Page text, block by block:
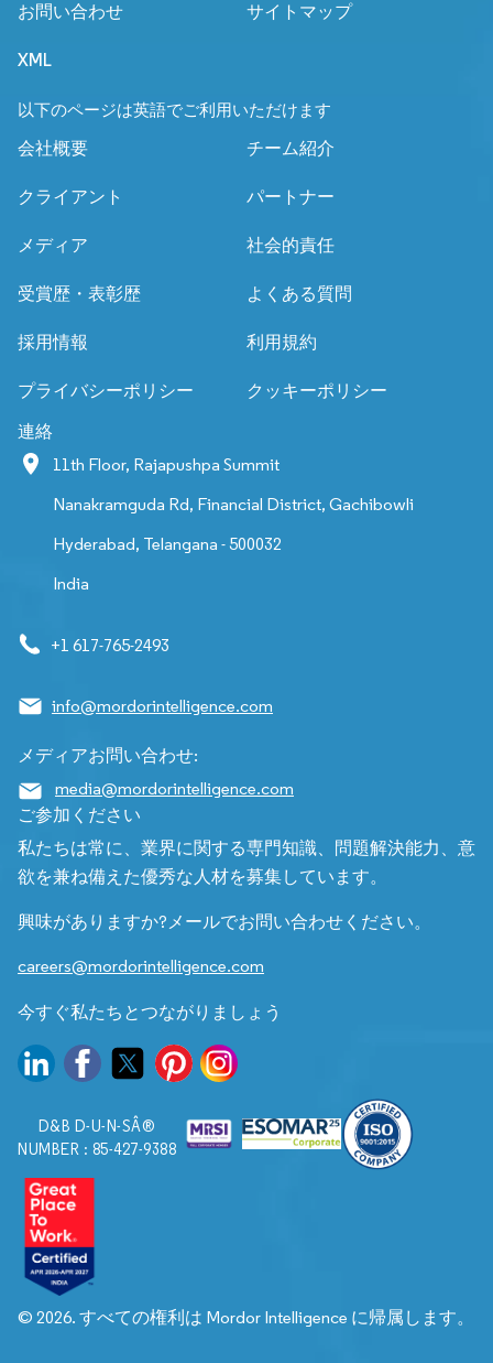
お問い合わせ サイトマップ
XML
以下のページは英語でご利用いただけます
会社概要 チーム紹介
クライアント パートナー
メディア 社会的責任
受賞歴・表彰歴 よくある質問
採用情報 利用規約
プライバシーポリシー クッキーポリシー
連絡
11th Floor, Rajapushpa Summit
Nanakramguda Rd, Financial District, Gachibowli
Hyderabad, Telangana - 500032
India
+1 617-765-2493
info@mordorintelligence.com
メディアお問い合わせ:
media@mordorintelligence.com
ご参加ください
私たちは常に、業界に関する専門知識、問題解決能力、意
欲を兼ね備えた優秀な人材を募集しています。
興味がありますか?メールでお問い合わせください。
careers@mordorintelligence.com
今すぐ私たちとつながりましょう
D&B D-U-N-SÂ®
NUMBER : 85-427-9388
© 2026. すべての権利は Mordor Intelligence に帰属します。